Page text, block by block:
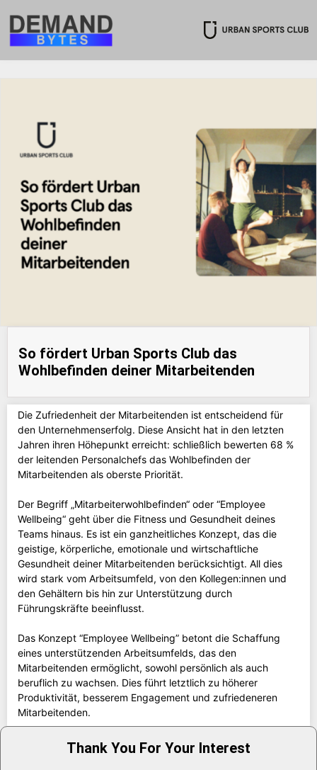
So fördert Urban Sports Club das
Wohlbefinden deiner Mitarbeitenden
Die Zufriedenheit der Mitarbeitenden ist entscheidend für
den Unternehmenserfolg. Diese Ansicht hat in den letzten
Jahren ihren Höhepunkt erreicht: schließlich bewerten 68 %
der leitenden Personalchefs das Wohlbefinden der
Mitarbeitenden als oberste Priorität.
Der Begriff „Mitarbeiterwohlbefinden“ oder “Employee
Wellbeing“ geht über die Fitness und Gesundheit deines
Teams hinaus. Es ist ein ganzheitliches Konzept, das die
geistige, körperliche, emotionale und wirtschaftliche
Gesundheit deiner Mitarbeitenden berücksichtigt. All dies
wird stark vom Arbeitsumfeld, von den Kollegen:innen und
den Gehältern bis hin zur Unterstützung durch
Führungskräfte beeinflusst.
Das Konzept “Employee Wellbeing” betont die Schaffung
eines unterstützenden Arbeitsumfelds, das den
Mitarbeitenden ermöglicht, sowohl persönlich als auch
beruflich zu wachsen. Dies führt letztlich zu höherer
Produktivität, besserem Engagement und zufriedeneren
Mitarbeitenden.
Thank You For Your Interest